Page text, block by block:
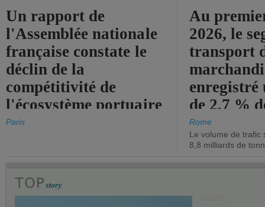
Un rapport de
l'Assemblée nationale
française constate le
déclin de la
compétitivité de
l'écosystème portuaire
de l'État.
Paris
Au
2026, le
transport
enregistré
de 2,7 %
chiffre
Rome
Le volume de trafic
8,8 milliards de